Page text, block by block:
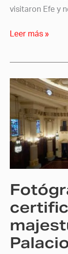
visitaron Efe y
Leer más »
Fotógrafos
por
certificarse
capturan
la
majestuosidad
Nacional
la
Cultura